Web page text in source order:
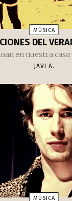
MÚSICA
DEL
en nuestra
JAVI A.
MÚSICA